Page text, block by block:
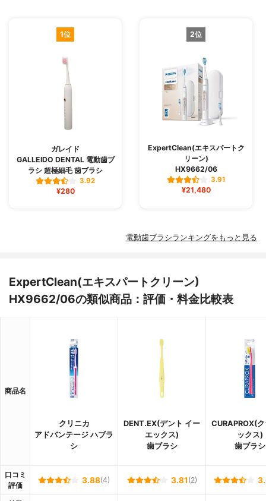
1位
ガレイド
GALLEIDO DENTAL 電動歯ブ
ラシ 超極細毛 歯ブラシ
3.92
¥280
2位
ExpertClean(エキスパートク
リーン)
HX9662/06
3.91
¥21,480
電動歯ブラシランキングをもっと見る
ExpertClean(エキスパートクリーン)
HX9662/06の類似商品：評価・料金比較表
商品名
クリニカ
アドバンテージ ハブラ
シ
DENT.EX(デント イー
エックス)
歯ブラシ
CURAPROX(
ックス)
歯ブラシ
口コミ
評価
3.88(4) 3.81 (2)